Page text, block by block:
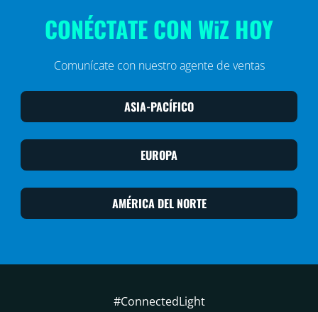
CONÉCTATE CON WiZ HOY
Comunícate con nuestro agente de ventas
ASIA-PACÍFICO
EUROPA
AMÉRICA DEL NORTE
#ConnectedLight